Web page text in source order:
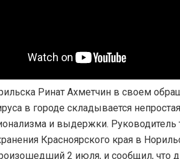
Ринат Ахметчин в своем
в городе складывается
и выдержки. Руководитель
Красноярского края в
2 июля, и сообщил, что